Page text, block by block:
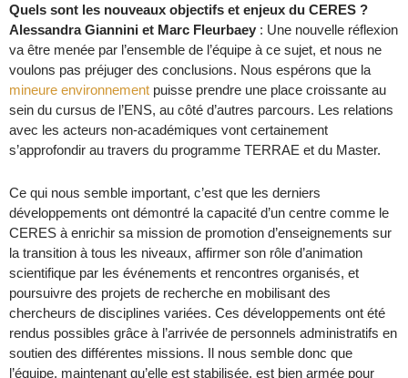
Quels sont les nouveaux objectifs et enjeux du CERES ?
Alessandra Giannini et Marc Fleurbaey : Une nouvelle réflexion
va être menée par l’ensemble de l’équipe à ce sujet, et nous ne
voulons pas préjuger des conclusions. Nous espérons que la
mineure environnement puisse prendre une place croissante au
sein du cursus de l’ENS, au côté d’autres parcours. Les relations
avec les acteurs non-académiques vont certainement
s’approfondir au travers du programme TERRAE et du Master.
Ce qui nous semble important, c’est que les derniers
développements ont démontré la capacité d’un centre comme le
CERES à enrichir sa mission de promotion d’enseignements sur
la transition à tous les niveaux, affirmer son rôle d’animation
scientifique par les événements et rencontres organisés, et
poursuivre des projets de recherche en mobilisant des
chercheurs de disciplines variées. Ces développements ont été
rendus possibles grâce à l’arrivée de personnels administratifs en
soutien des différentes missions. Il nous semble donc que
l’équipe, maintenant qu’elle est stabilisée, est bien armée pour